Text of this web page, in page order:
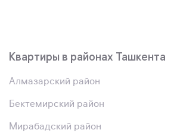
Квартиры в районах Ташкента
Алмазарский район
Бектемирский район
Мирабадский район